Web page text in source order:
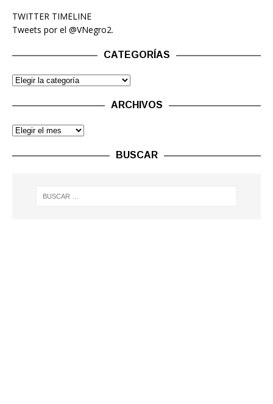
TWITTER TIMELINE
Tweets por el @VNegro2.
CATEGORÍAS
ARCHIVOS
BUSCAR